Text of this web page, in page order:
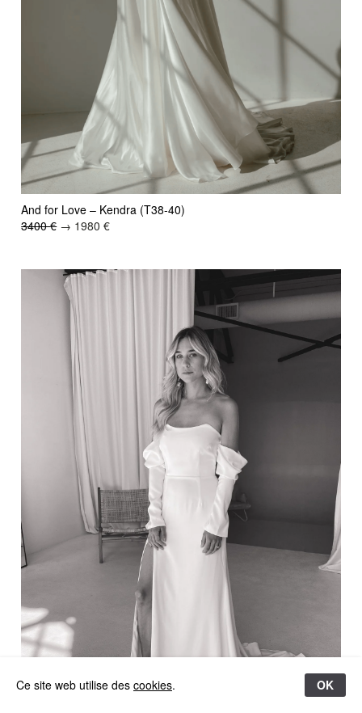
And for Love – Kendra (T38-40)
3400 € → 1980 €
Ce site web utilise des cookies. OK